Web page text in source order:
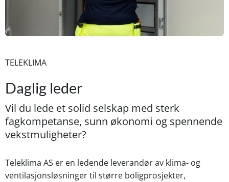
TELEKLIMA
Daglig leder
Vil du lede et solid selskap med sterk
fagkompetanse, sunn økonomi og spennende
vekstmuligheter?
Teleklima AS er en ledende leverandør av klima- og
ventilasjonsløsninger til større boligprosjekter,